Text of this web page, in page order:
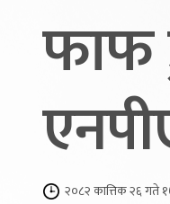
फाफ
२०८२ कात्तिक २६ गते